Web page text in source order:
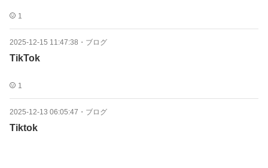
1
2025-12-15 11:47:38 ・ ブログ
TikTok
1
2025-12-13 06:05:47 ・ ブログ
Tiktok